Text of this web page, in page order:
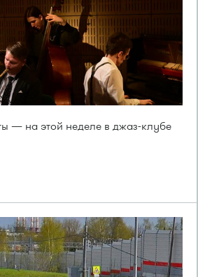
— на этой неделе в джаз-клубе